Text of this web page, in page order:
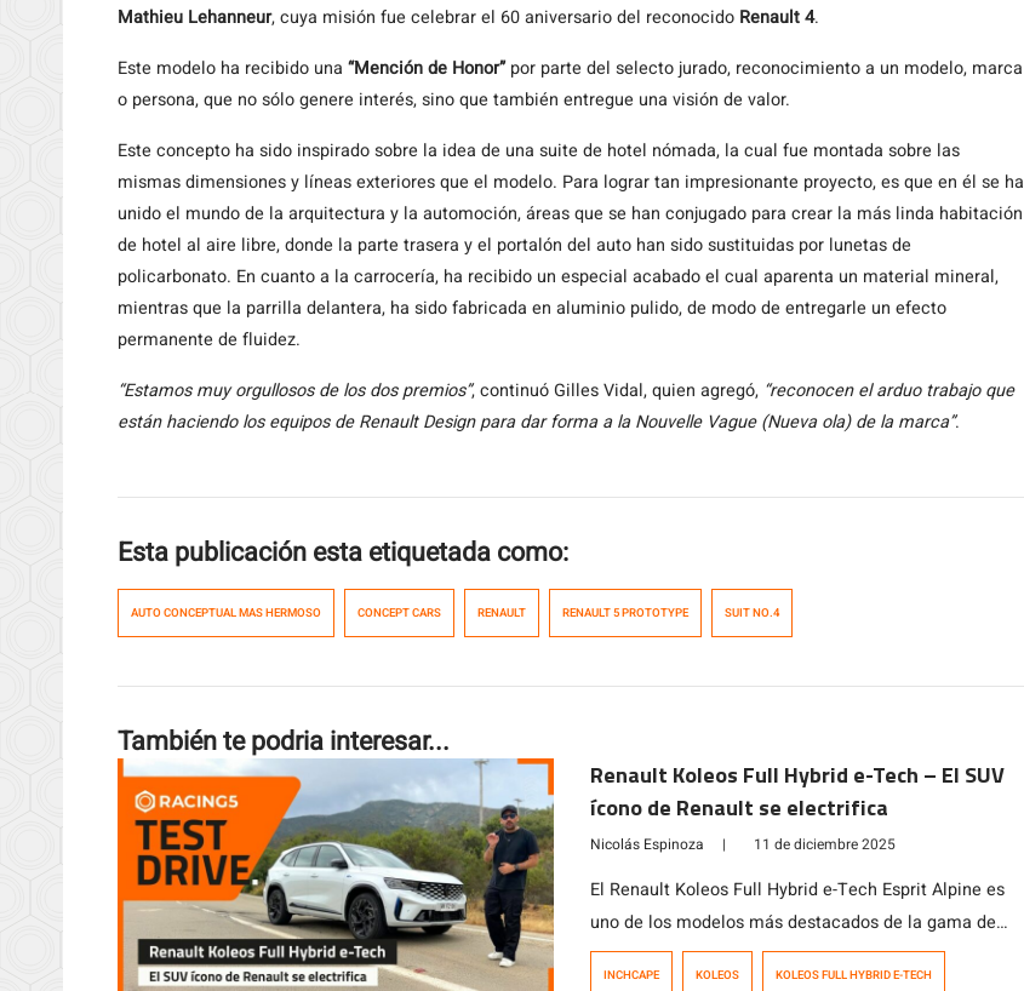
Mathieu Lehanneur, cuya misión fue celebrar el 60 aniversario del reconocido Renault 4.
Este modelo ha recibido una “Mención de Honor”por parte del selecto jurado, reconocimiento a un modelo, marca
o persona, que no sólo genere interés, sino que también entregue una visión de valor.
Este concepto ha sido inspirado sobre la idea de una suite de hotel nómada, la cual fue montada sobre las
mismas dimensiones y líneas exteriores que el modelo. Para lograr tan impresionante proyecto, es que en él se ha
unido el mundo de la arquitectura y la automoción, áreas que se han conjugado para crear la más linda habitación
de hotel al aire libre, donde la parte trasera y el portalón del auto han sido sustituidas por lunetas de
policarbonato. En cuanto a la carrocería, ha recibido un especial acabado el cual aparenta un material mineral,
mientras que la parrilla delantera, ha sido fabricada en aluminio pulido, de modo de entregarle un efecto
permanente de fluidez.
“Estamos muy orgullosos de los dos premios”, continuó Gilles Vidal, quien agregó, “reconocen el arduo trabajo que
están haciendo los equipos de Renault Design para dar forma a la Nouvelle Vague (Nueva ola) de la marca”.
Esta publicación esta etiquetada como:
AUTO CONCEPTUAL MAS HERMOSO CONCEPT CARS RENAULT RENAULT 5 PROTOTYPE SUIT NO.4
También te podria interesar...
Renault Koleos Full Hybrid e-Tech – El SUV
ícono de Renault se electrifica
Nicolás Espinoza | 11 de diciembre 2025
El Renault Koleos Full Hybrid e-Tech Esprit Alpine es
uno de los modelos más destacados de la gama de
SUVs de Renault, combinando un diseño elegante con
INCHCAPE KOLEOS KOLEOS FULL HYBRID E-TECH